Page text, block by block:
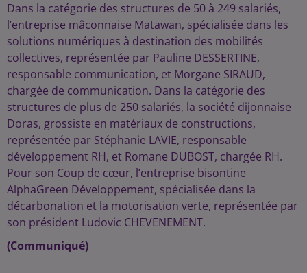
Dans la catégorie des structures de 50 à 249 salariés,
l’entreprise mâconnaise Matawan, spécialisée dans les
solutions numériques à destination des mobilités
collectives, représentée par Pauline DESSERTINE,
responsable communication, et Morgane SIRAUD,
chargée de communication. Dans la catégorie des
structures de plus de 250 salariés, la société dijonnaise
Doras, grossiste en matériaux de constructions,
représentée par Stéphanie LAVIE, responsable
développement RH, et Romane DUBOST, chargée RH.
Pour son Coup de cœur, l’entreprise bisontine
AlphaGreen Développement, spécialisée dans la
décarbonation et la motorisation verte, représentée par
son président Ludovic CHEVENEMENT.
(Communiqué)